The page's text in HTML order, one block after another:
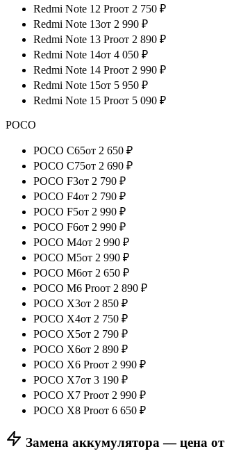
Redmi Note 12 Proот 2 750 ₽
Redmi Note 13от 2 990 ₽
Redmi Note 13 Proот 2 890 ₽
Redmi Note 14от 4 050 ₽
Redmi Note 14 Proот 2 990 ₽
Redmi Note 15от 5 950 ₽
Redmi Note 15 Proот 5 090 ₽
POCO
POCO C65от 2 650 ₽
POCO C75от 2 690 ₽
POCO F3от 2 790 ₽
POCO F4от 2 790 ₽
POCO F5от 2 990 ₽
POCO F6от 2 990 ₽
POCO M4от 2 990 ₽
POCO M5от 2 990 ₽
POCO M6от 2 650 ₽
POCO M6 Proот 2 890 ₽
POCO X3от 2 850 ₽
POCO X4от 2 750 ₽
POCO X5от 2 790 ₽
POCO X6от 2 890 ₽
POCO X6 Proот 2 990 ₽
POCO X7от 3 190 ₽
POCO X7 Proот 2 990 ₽
POCO X8 Proот 6 650 ₽
Замена аккумулятора — цена от